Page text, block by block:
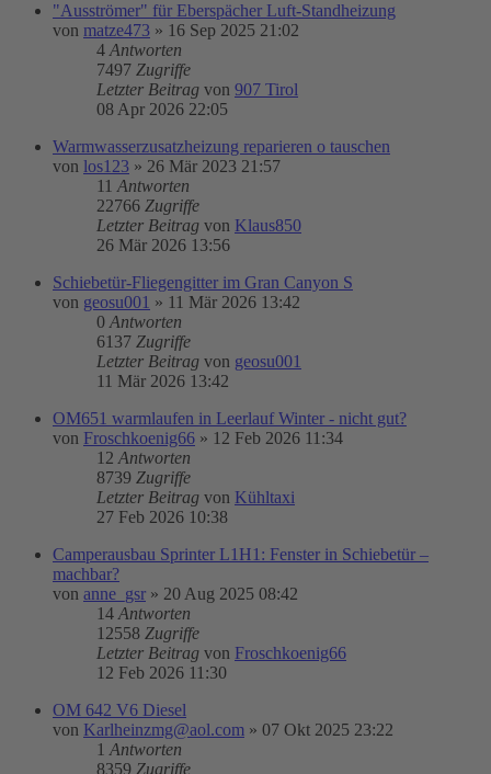
"Ausströmer" für Eberspächer Luft-Standheizung
von matze473 » 16 Sep 2025 21:02
4 Antworten
7497 Zugriffe
Letzter Beitrag von 907 Tirol
08 Apr 2026 22:05
Warmwasserzusatzheizung reparieren o tauschen
von los123 » 26 Mär 2023 21:57
11 Antworten
22766 Zugriffe
Letzter Beitrag von Klaus850
26 Mär 2026 13:56
Schiebetür-Fliegengitter im Gran Canyon S
von geosu001 » 11 Mär 2026 13:42
0 Antworten
6137 Zugriffe
Letzter Beitrag von geosu001
11 Mär 2026 13:42
OM651 warmlaufen in Leerlauf Winter - nicht gut?
von Froschkoenig66 » 12 Feb 2026 11:34
12 Antworten
8739 Zugriffe
Letzter Beitrag von Kühltaxi
27 Feb 2026 10:38
Camperausbau Sprinter L1H1: Fenster in Schiebetür –
machbar?
von anne_gsr » 20 Aug 2025 08:42
14 Antworten
12558 Zugriffe
Letzter Beitrag von Froschkoenig66
12 Feb 2026 11:30
OM 642 V6 Diesel
von Karlheinzmg@aol.com » 07 Okt 2025 23:22
1 Antworten
8359 Zugriffe